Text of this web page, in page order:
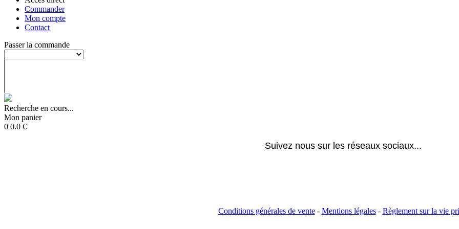
Commander
Mon compte
Contact
Passer la commande
Recherche en cours...
Mon panier
0 0.0 €
Suivez nous sur les réseaux sociaux...
Conditions générales de vente- Mentions légales- Règlement sur la vie